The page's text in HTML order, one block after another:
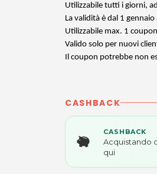
Utilizzabile tutti i giorni,
La validità è dal 1
Utilizzabile max. 1
Valido solo per nuovi
Il coupon potrebbe non
CASHBACK
CASHBACK
Acquistando
qui